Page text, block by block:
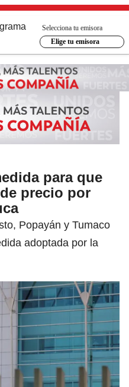
Selecciona tu emisora
Elige tu emisora
para que
precio por
Popayán y Tumaco
adoptada por la